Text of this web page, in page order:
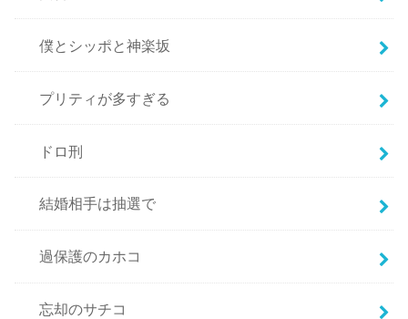
僕とシッポと神楽坂
プリティが多すぎる
ドロ刑
結婚相手は抽選で
過保護のカホコ
忘却のサチコ